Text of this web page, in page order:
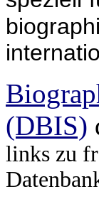
(DBIS)
links zu